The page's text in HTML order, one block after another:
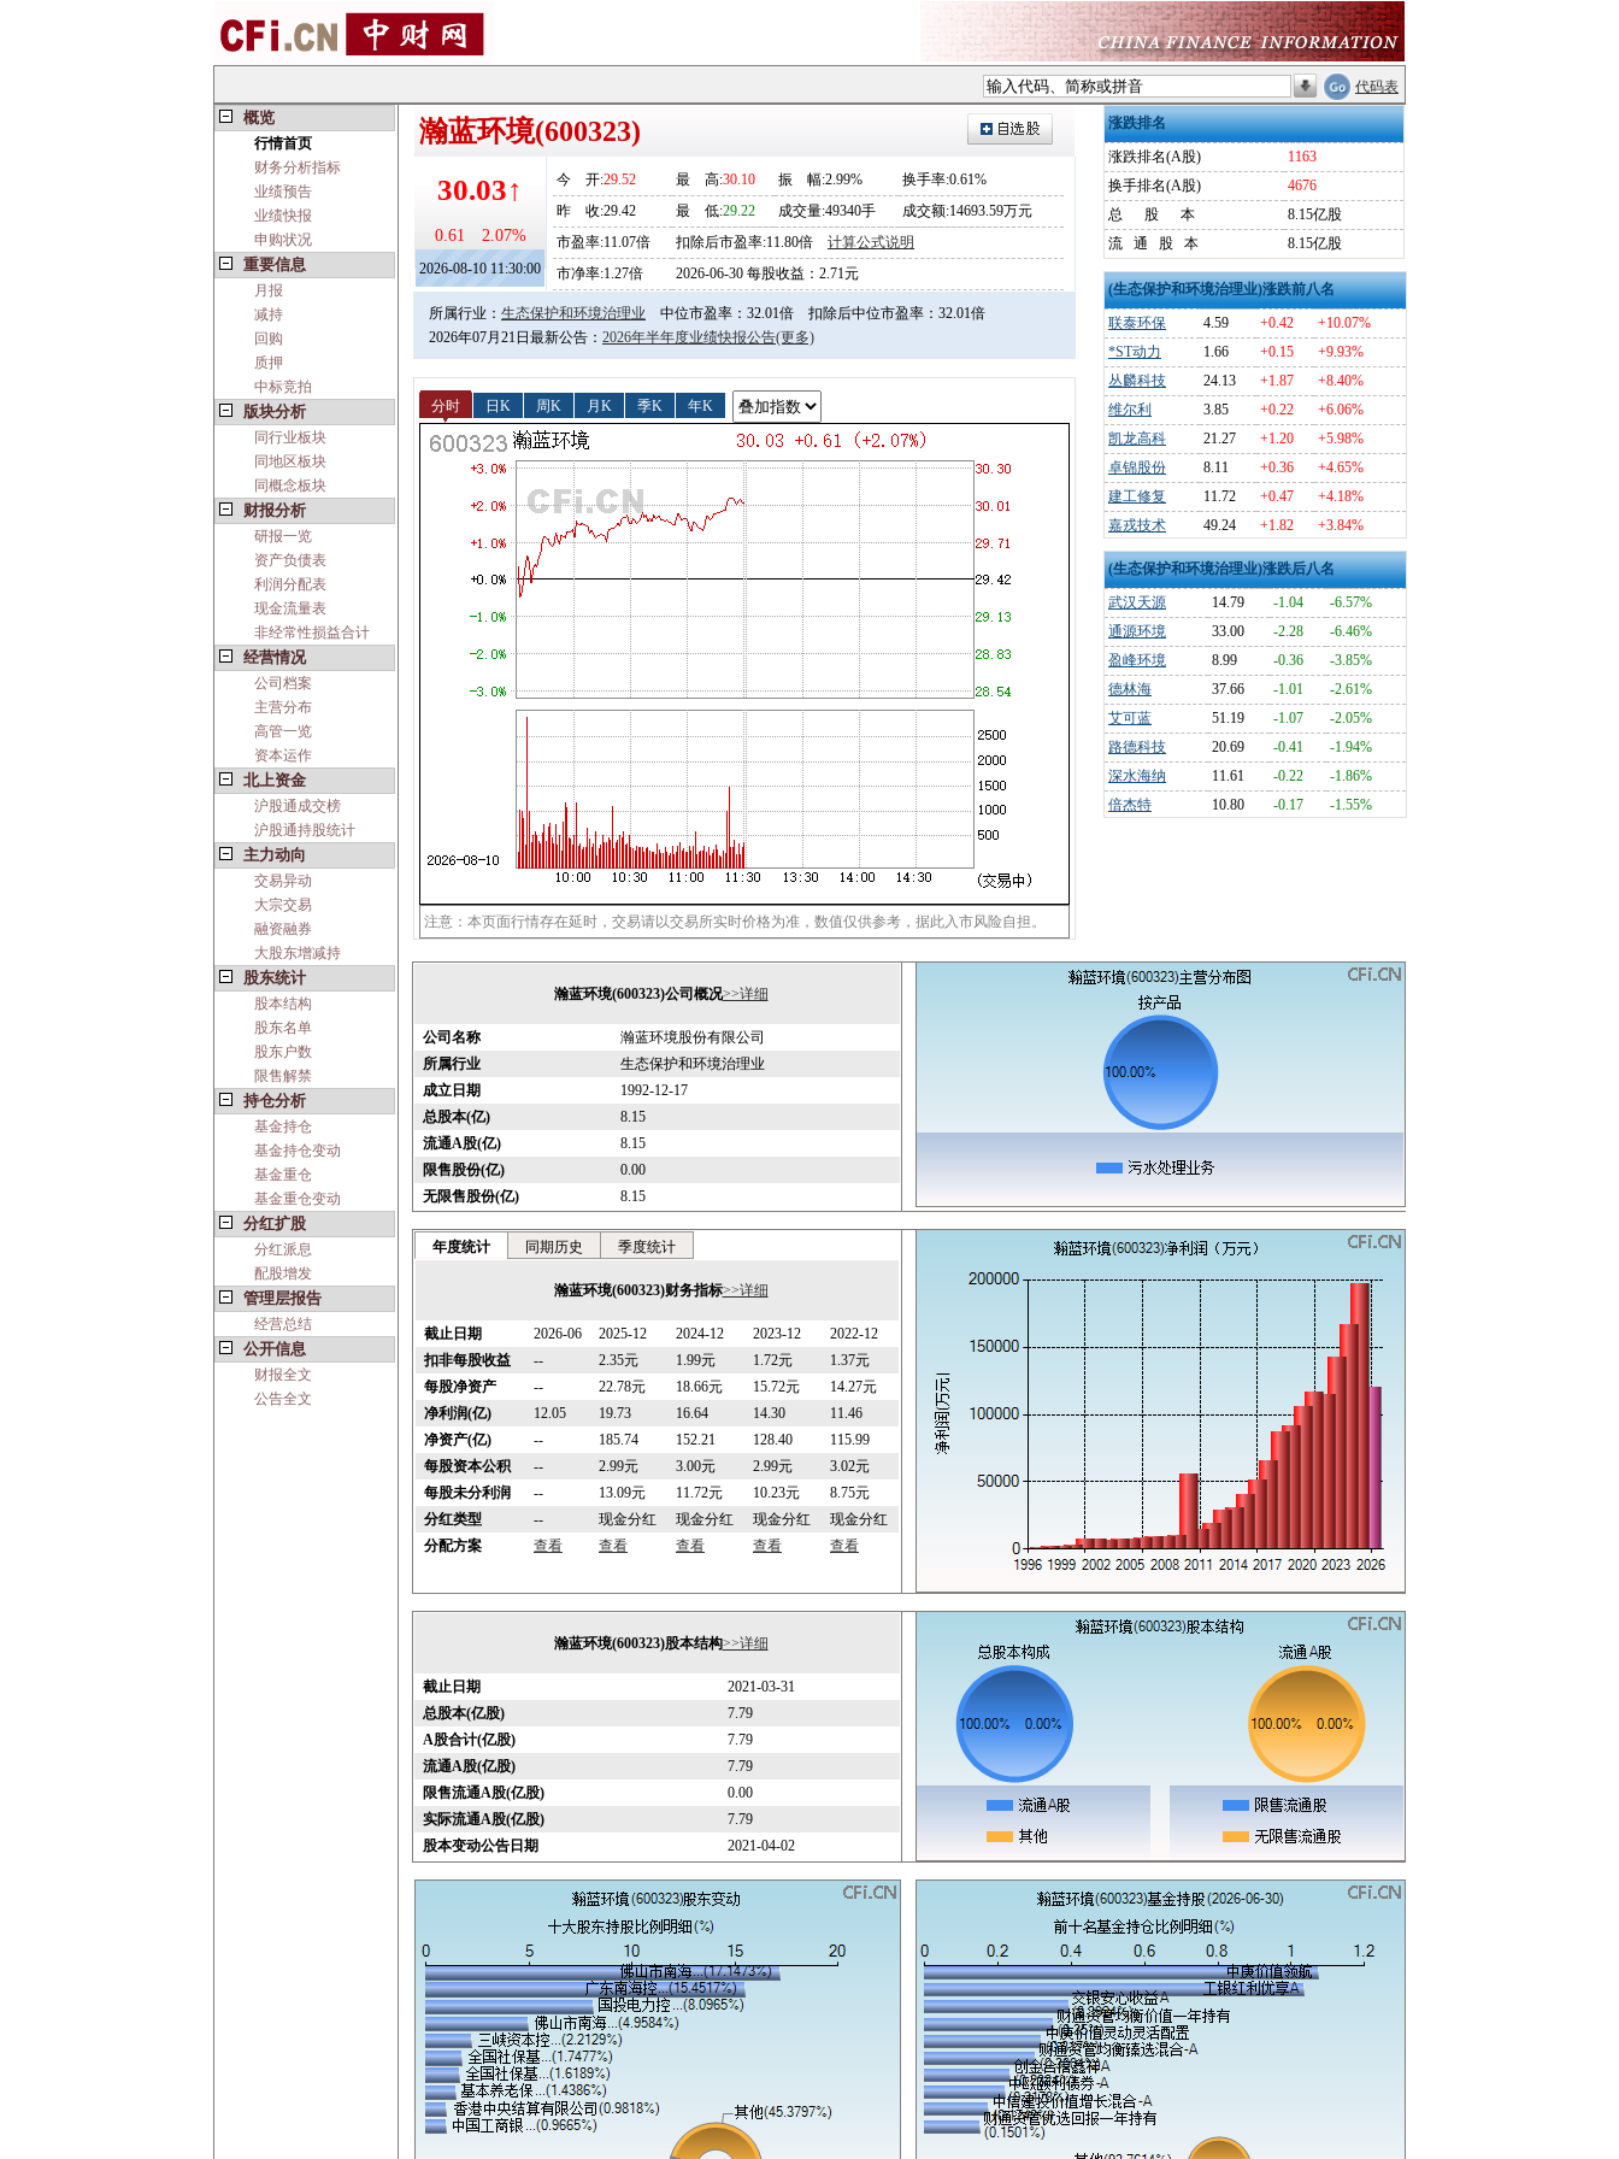
代码表
概览
行情首页
财务分析指标
业绩预告
业绩快报
申购状况
重要信息
月报
减持
回购
质押
中标竞拍
版块分析
同行业板块
同地区板块
同概念板块
财报分析
研报一览
资产负债表
利润分配表
现金流量表
非经常性损益合计
经营情况
公司档案
主营分布
高管一览
资本运作
北上资金
沪股通成交榜
沪股通持股统计
主力动向
交易异动
大宗交易
融资融券
大股东增减持
股东统计
股本结构
股东名单
股东户数
限售解禁
持仓分析
基金持仓
基金持仓变动
基金重仓
基金重仓变动
分红扩股
分红派息
配股增发
管理层报告
经营总结
公开信息
财报全文
公告全文
瀚蓝环境(600323)
30.03↑
0.61 2.07%
2026-08-10 11:30:00
今 开:29.52 最 高:30.10 振 幅:2.99%
换手率:0.61%
昨
收:29.42 最 低:29.22 成交量:49340手
成交额:14693.59万元
市盈率:11.07倍
扣除后市盈率:11.80倍
计算公式说明
市净率:1.27倍
2026-06-30 每股收益：2.71元
所属行业： 生态保护和环境治理业 中位市盈率：32.01倍
扣除后中位市盈率：32.01倍
2026年07月21日最新公告： 2026年半年度业绩快报公告(更多)
分时 日K 周K 月K 季K 年K
注意：本页面行情存在延时，交易请以交易所实时价格为准，数值仅供参考，据此入市风险自担。
涨跌排名
涨跌排名(A股)
1163
换手排名(A股)
4676
总
股 本
8.15亿股
流
通 股 本 8.15亿股
(生态保护和环境治理业)涨跌前八名
联泰环保
4.59 +0.42
+10.07%
*ST动力
1.66 +0.15
+9.93%
丛麟科技
24.13 +1.87
+8.40%
维尔利
3.85 +0.22
+6.06%
凯龙高科
21.27 +1.20
+5.98%
卓锦股份
8.11 +0.36
+4.65%
建工修复
11.72 +0.47
+4.18%
嘉戎技术
49.24 +1.82 +3.84%
(生态保护和环境治理业)涨跌后八名
武汉天源
14.79 -1.04
-6.57%
通源环境
33.00 -2.28
-6.46%
盈峰环境
8.99 -0.36
-3.85%
德林海
37.66 -1.01
-2.61%
艾可蓝
51.19 -1.07
-2.05%
路德科技
20.69 -0.41
-1.94%
深水海纳
11.61 -0.22
-1.86%
倍杰特
10.80 -0.17 -1.55%
瀚蓝环境(600323)公司概况>>详细
公司名称
瀚蓝环境股份有限公司
所属行业
生态保护和环境治理业
成立日期
1992-12-17
总股本(亿)
8.15
流通A股(亿)
8.15
限售股份(亿)
0.00
无限售股份(亿)
8.15
年度统计 同期历史 季度统计
瀚蓝环境(600323)财务指标>>详细
截止日期 2026-06 2025-12 2024-12 2023-12
2022-12
扣非每股收益
-- 2.35元 1.99元 1.72元
1.37元
每股净资产
-- 22.78元 18.66元 15.72元
14.27元
净利润(亿)
12.05 19.73 16.64 14.30
11.46
净资产(亿)
-- 185.74 152.21 128.40
115.99
每股资本公积
-- 2.99元 3.00元 2.99元
3.02元
每股未分利润
-- 13.09元 11.72元 10.23元
8.75元
分红类型
-- 现金分红 现金分红 现金分红
现金分红
分配方案
查看 查看 查看 查看 查看
瀚蓝环境(600323)股本结构>>详细
截止日期
2021-03-31
总股本(亿股)
7.79
A股合计(亿股)
7.79
流通A股(亿股)
7.79
限售流通A股(亿股)
0.00
实际流通A股(亿股)
7.79
股本变动公告日期
2021-04-02